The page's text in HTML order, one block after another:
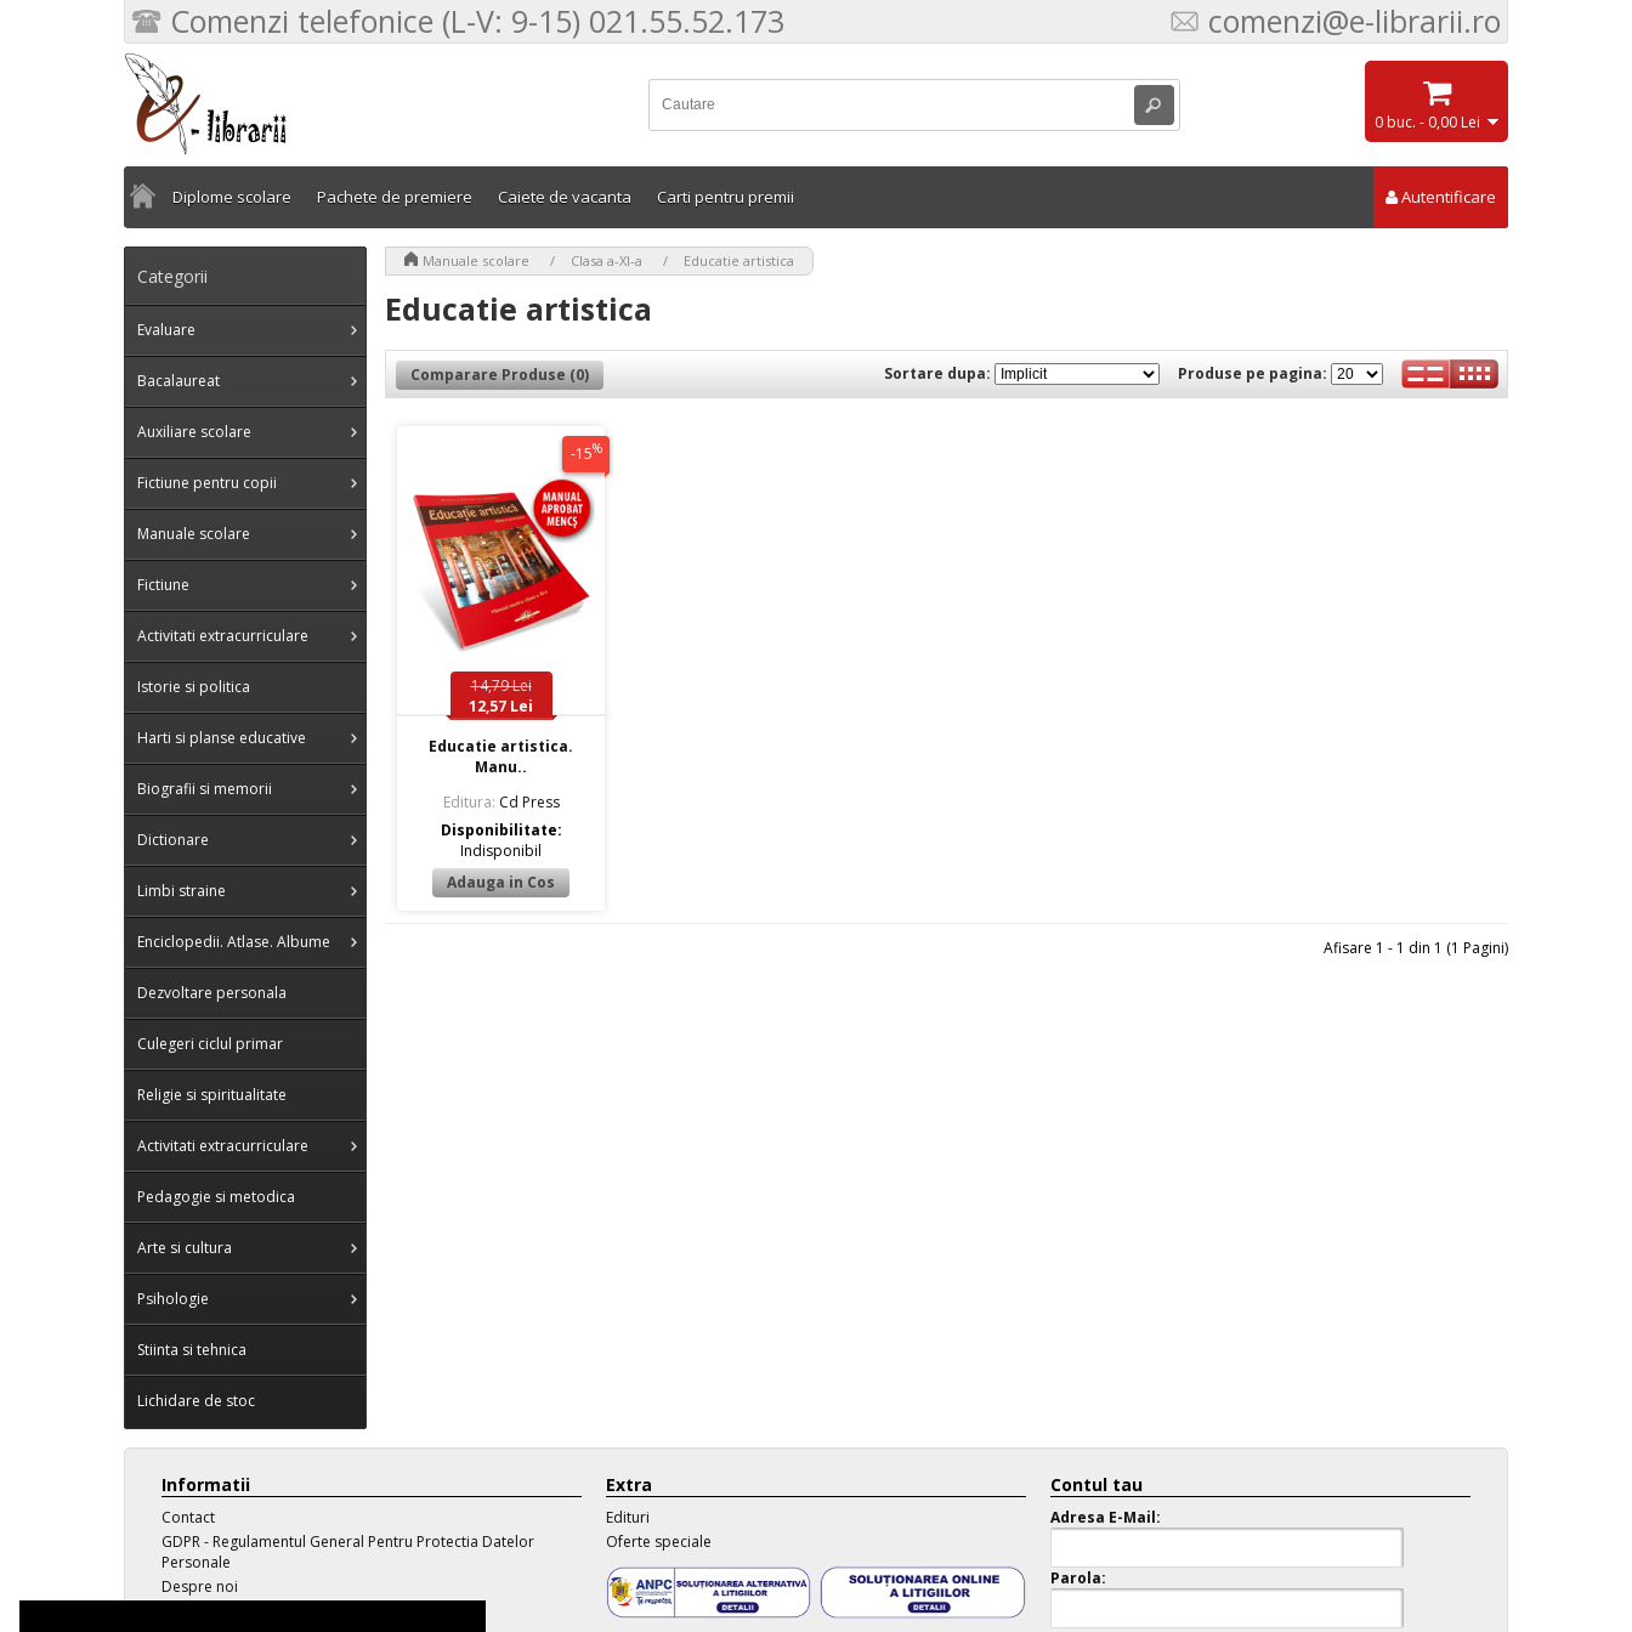
Comenzi telefonice (L-V: 9-15) 021.55.52.173 comenzi@e-librarii.ro
0 buc. - 0,00 Lei
Diplome scolare Pachete de premiere Caiete de vacanta Carti pentru premii Autentificare
Categorii
Evaluare
Bacalaureat
Auxiliare scolare
Fictiune pentru copii
Manuale scolare
Fictiune
Activitati extracurriculare
Istorie si politica
Harti si planse educative
Biografii si memorii
Dictionare
Limbi straine
Enciclopedii. Atlase. Albume
Dezvoltare personala
Culegeri ciclul primar
Religie si spiritualitate
Activitati extracurriculare
Pedagogie si metodica
Arte si cultura
Psihologie
Stiinta si tehnica
Lichidare de stoc
Manuale scolare Clasa a-XI-a Educatie artistica
Educatie artistica
Comparare Produse (0) Produse pe pagina:
Sortare dupa:
-15%
14,79 Lei
12,57 Lei
Educatie artistica.
Manu..
Editura: Cd Press
Disponibilitate:
Indisponibil
Afisare 1 - 1 din 1 (1 Pagini)
Informatii
Contact
GDPR - Regulamentul General Pentru Protectia Datelor
Personale
Despre noi
Extra
Edituri
Oferte speciale
Contul tau
Adresa E-Mail:
Parola: